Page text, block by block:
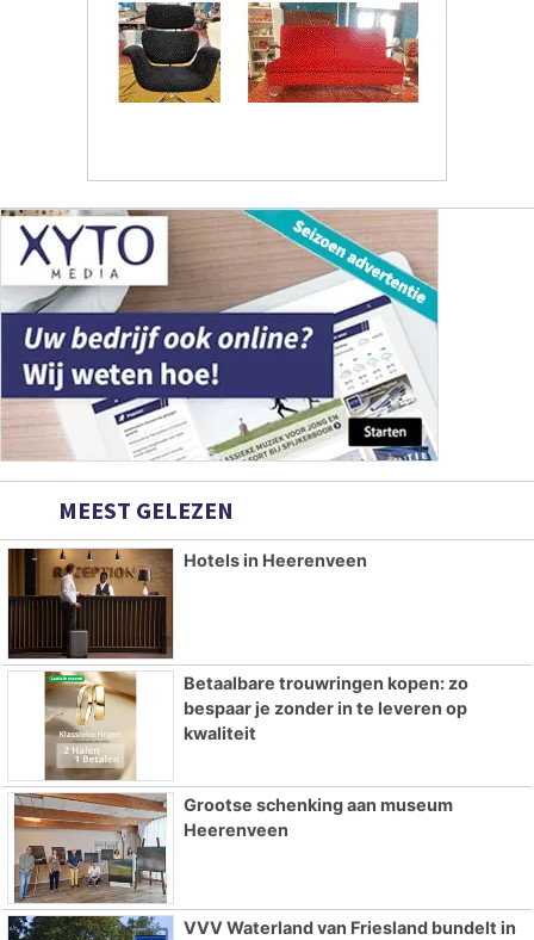
MEEST GELEZEN
Hotels in Heerenveen
Betaalbare trouwringen kopen: zo
bespaar je zonder in te leveren op
kwaliteit
Grootse schenking aan museum
Heerenveen
VVV Waterland van Friesland bundelt in